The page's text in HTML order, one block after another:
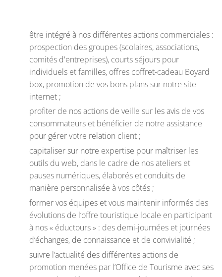
être intégré à nos différentes actions commerciales :
prospection des groupes (scolaires, associations,
comités d'entreprises), courts séjours pour
individuels et familles, offres coffret-cadeau Boyard
box, promotion de vos bons plans sur notre site
internet ;
profiter de nos actions de veille sur les avis de vos
consommateurs et bénéficier de notre assistance
pour gérer votre relation client ;
capitaliser sur notre expertise pour maîtriser les
outils du web, dans le cadre de nos ateliers et
pauses numériques, élaborés et conduits de
manière personnalisée à vos côtés ;
former vos équipes et vous maintenir informés des
évolutions de l’offre touristique locale en participant
à nos « éductours » : des demi-journées et journées
d’échanges, de connaissance et de convivialité ;
suivre l’actualité des différentes actions de
promotion menées par l’Office de Tourisme avec ses